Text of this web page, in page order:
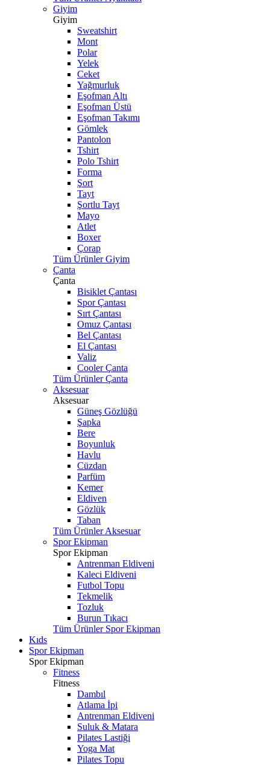
Giyim
Giyim
Sweatshirt
Mont
Polar
Yelek
Ceket
Yağmurluk
Eşofman Altı
Eşofman Üstü
Eşofman Takımı
Gömlek
Pantolon
Tshirt
Polo Tshirt
Forma
Şort
Tayt
Şortlu Tayt
Mayo
Atlet
Boxer
Çorap
Tüm Ürünler Giyim
Çanta
Çanta
Bisiklet Çantası
Spor Çantası
Sırt Çantası
Omuz Çantası
Bel Çantası
El Çantası
Valiz
Cooler Çanta
Tüm Ürünler Çanta
Aksesuar
Aksesuar
Güneş Gözlüğü
Şapka
Bere
Boyunluk
Havlu
Cüzdan
Parfüm
Kemer
Eldiven
Gözlük
Taban
Tüm Ürünler Aksesuar
Spor Ekipman
Spor Ekipman
Antrenman Eldiveni
Kaleci Eldiveni
Futbol Topu
Tekmelik
Tozluk
Burun Tıkacı
Tüm Ürünler Spor Ekipman
Kıds
Spor Ekipman
Spor Ekipman
Fitness
Fitness
Dambıl
Atlama İpi
Antrenman Eldiveni
Suluk & Matara
Pilates Lastiği
Yoga Mat
Pilates Topu